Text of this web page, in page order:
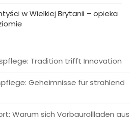
w Wielkiej Brytanii – opieka
Tradition trifft Innovation
Geheimnisse für strahlend
Warum sich Vorbaurollladen aus